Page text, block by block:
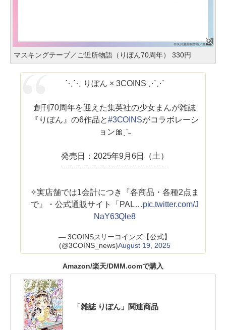
マスキングテープ／ご近所物語（りぼん70周年） 330円
⋱⋱ りぼん × 3COINS ⋰⋰
創刊70周年を迎えた集英社の少女まんが雑誌
『りぼん』の6作品と#3COINSがコラボレーシ
ョン🎀ˎˊ˗
発売日：2025年9月6日（土）
┈┈┈┈┈┈┈┈┈┈┈┈┈
✧実店舗では1会計につき『各商品・各種2点ま
で』・公式通販サイト「PAL…pic.twitter.com/J
NaY63Qle8
— 3COINSスリーコインズ【公式】
(@3COINS_news)August 19, 2025
Amazon/楽天/DMM.comで購入
「雑誌 りぼん」関連商品